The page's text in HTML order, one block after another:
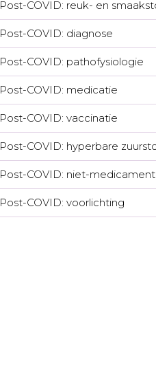
Post-COVID: reuk- en
Post-COVID: diagnose
Post-COVID: pathofysiologie
Post-COVID: medicatie
Post-COVID: vaccinatie
Post-COVID: hyperbare
Post-COVID: niet-
Post-COVID: voorlichting